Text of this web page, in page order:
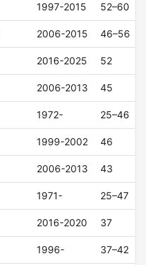
1997-2015 52–60
2006-2015 46–56
2016-2025 52
2006-2013 45
1972- 25–46
1999-2002 46
2006-2013 43
1971- 25–47
2016-2020 37
1996- 37–42